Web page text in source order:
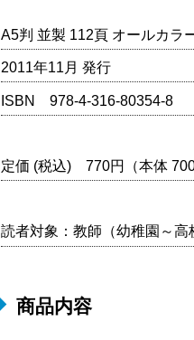
A5判 並製 112頁 オールカラ
2011年11月 発行
ISBN 978-4-316-80354-8
定価 (税込) 770円（本体 700
読者対象：教師（幼稚園～高
商品内容